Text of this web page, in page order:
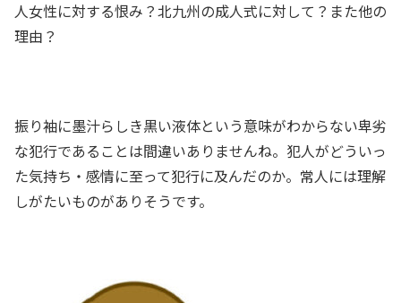
人女性に対する恨み？北九州の成人式に対して？また他の
理由？
振り袖に墨汁らしき黒い液体という意味がわからない卑劣
な犯行であることは間違いありませんね。犯人がどういっ
た気持ち・感情に至って犯行に及んだのか。常人には理解
しがたいものがありそうです。